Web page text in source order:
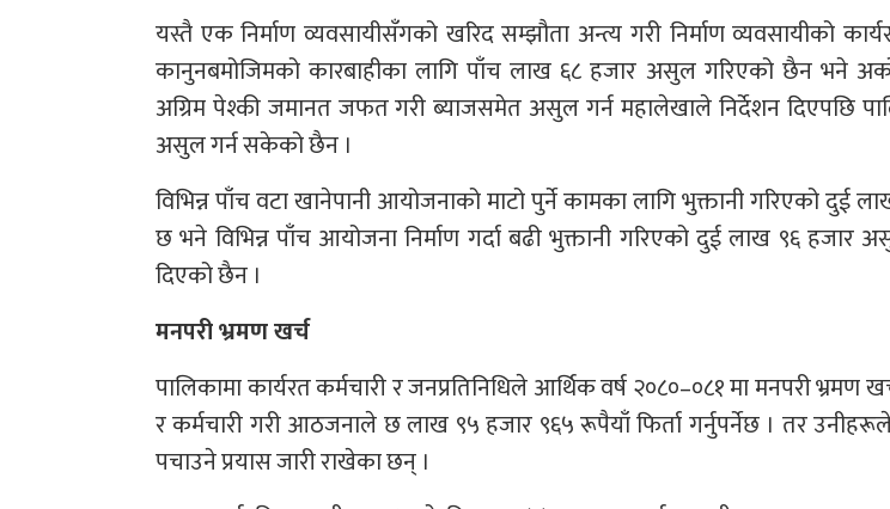
यस्तै एक निर्माण व्यवसायीसँगको खरिद सम्झौता अन्त्य गरी निर्माण व्यवसायीको
कानुनबमोजिमको कारबाहीका लागि पाँच लाख ६८ हजार असुल गरिएको छैन भने
अग्रिम पेश्की जमानत जफत गरी ब्याजसमेत असुल गर्न महालेखाले निर्देशन दिएपछि
असुल गर्न सकेको छैन ।
विभिन्न पाँच वटा खानेपानी आयोजनाको माटो पुर्ने कामका लागि भुक्तानी गरिएको दुई
छ भने विभिन्न पाँच आयोजना निर्माण गर्दा बढी भुक्तानी गरिएको दुई लाख ९६ हजार
दिएको छैन ।
मनपरी भ्रमण खर्च
पालिकामा कार्यरत कर्मचारी र जनप्रतिनिधिले आर्थिक वर्ष २०८०–०८१ मा मनपरी भ्रमण
र कर्मचारी गरी आठजनाले छ लाख ९५ हजार ९६५ रूपैयाँ फिर्ता गर्नुपर्नेछ । तर उनीहरूले
पचाउने प्रयास जारी राखेका छन् ।